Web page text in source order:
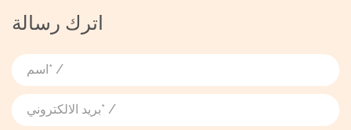
اترك رسالة